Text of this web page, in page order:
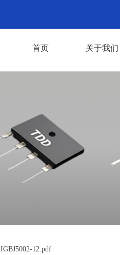
首页 关于我们
IGBJ5002-12.pdf